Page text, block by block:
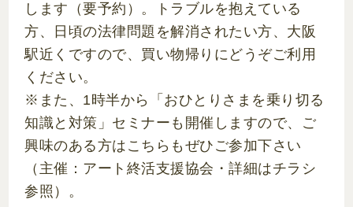
します（要予約）。トラブルを抱えている
方、日頃の法律問題を解消されたい方、大阪
駅近くですので、買い物帰りにどうぞご利用
ください。
※また、1時半から「おひとりさまを乗り切る
知識と対策」セミナーも開催しますので、ご
興味のある方はこちらもぜひご参加下さい
（主催：アート終活支援協会・詳細はチラシ
参照）。